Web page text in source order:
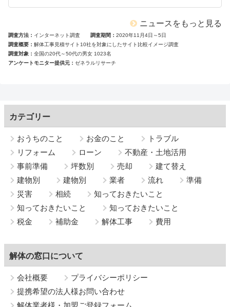
ニュースをもっと見る
調査方法 インターネット調査 調査期間
2020年11月4日～5日
調査概要
解体工事見積サイト10社を対象にしたサイト比較イメージ調査
調査対象
全国の20代～50代の男女 1023名
アンケートモニター提供元
ゼネラルリサーチ
カテゴリー
おうちのこと お金のこと
トラブル
リフォーム
ローン
不動産・土地活用
事前準備
坪数別 売却
建て替え
建物別
建物別 業者 流れ
準備
災害
相続
知っておきたいこと
知っておきたいこと
知っておきたいこと
税金
補助金 解体工事 費用
解体の窓口について
会社概要
プライバシーポリシー
提携希望の法人様お問い合わせ
解体業者様・加盟ご登録フォーム